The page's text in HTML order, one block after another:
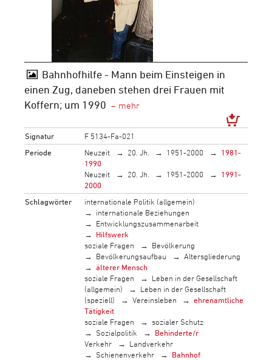
Bahnhofhilfe - Mann beim Einsteigen in
einen Zug, daneben stehen drei Frauen mit
Koffern; um 1990
Signatur
F 5134-Fa-021
Periode
Neuzeit 20. Jh. 1951-2000
1981-
1990
Neuzeit
20. Jh. 1951-2000
1991-
2000
Schlagwörter
internationale Politik (allgemein)
internationale Beziehungen
Entwicklungszusammenarbeit
Hilfswerk
soziale Fragen
Bevölkerung
Bevölkerungsaufbau
Altersgliederung
älterer Mensch
soziale Fragen
Leben in der Gesellschaft
(allgemein)
Leben in der Gesellschaft
(speziell)
Vereinsleben
ehrenamtliche
Tätigkeit
soziale Fragen
sozialer Schutz
Sozialpolitik
Behinderte/r
Verkehr
Landverkehr
Schienenverkehr
Bahnhof